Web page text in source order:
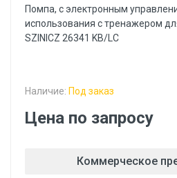
Помпа, с электронным
использования с тренажером
SZINICZ 26341 KB/LC
Наличие: Под заказ
Цена по запросу
Коммерческое